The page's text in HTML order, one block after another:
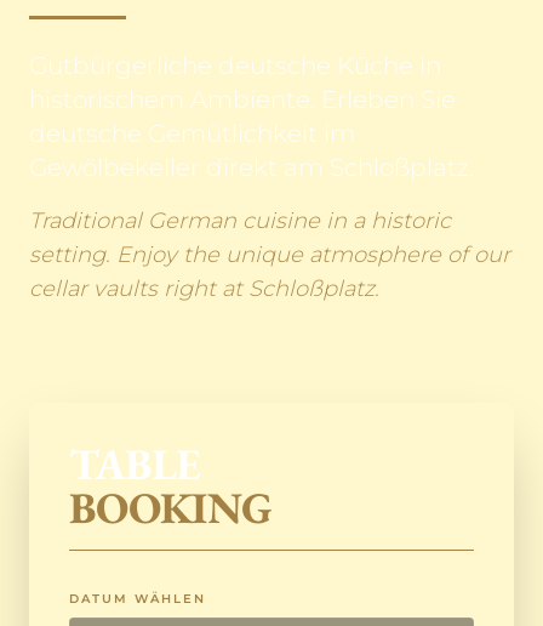
Gutbürgerliche deutsche Küche in
historischem Ambiente. Erleben Sie
deutsche Gemütlichkeit im
Gewölbekeller direkt am Schloßplatz.
Traditional German cuisine in a historic
setting. Enjoy the unique atmosphere of our
cellar vaults right at Schloßplatz.
TABLE
BOOKING
DATUM WÄHLEN